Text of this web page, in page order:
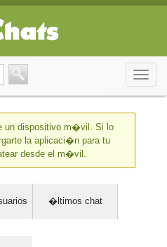
Toggle
un dispositivo m�vil. Si lo
la aplicaci�n para tu
desde el m�vil.
�ltimos chat